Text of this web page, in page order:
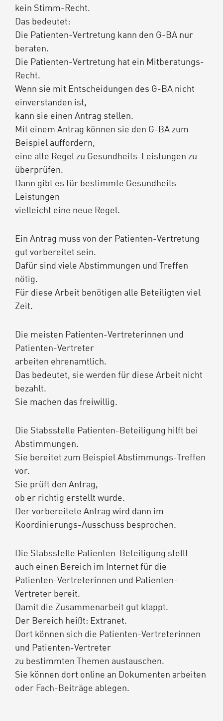
kein Stimm-Recht.
Das bedeutet:
Die Patienten-Vertretung kann den G-BA nur
beraten.
Die Patienten-Vertretung hat ein Mitberatungs-
Recht.
Wenn sie mit Entscheidungen des G-BA nicht
einverstanden ist,
kann sie einen Antrag stellen.
Mit einem Antrag können sie den G-BA zum
Beispiel auffordern,
eine alte Regel zu Gesundheits-Leistungen zu
überprüfen.
Dann gibt es für bestimmte Gesundheits-
Leistungen
vielleicht eine neue Regel.
Ein Antrag muss von der Patienten-Vertretung
gut vorbereitet sein.
Dafür sind viele Abstimmungen und Treffen
nötig.
Für diese Arbeit benötigen alle Beteiligten viel
Zeit.
Die meisten Patienten-Vertreterinnen und
Patienten-Vertreter
arbeiten ehrenamtlich.
Das bedeutet, sie werden für diese Arbeit nicht
bezahlt.
Sie machen das freiwillig.
Die Stabsstelle Patienten-Beteiligung hilft bei
Abstimmungen.
Sie bereitet zum Beispiel Abstimmungs-Treffen
vor.
Sie prüft den Antrag,
ob er richtig erstellt wurde.
Der vorbereitete Antrag wird dann im
Koordinierungs-Ausschuss besprochen.
Die Stabsstelle Patienten-Beteiligung stellt
auch einen Bereich im Internet für die
Patienten-Vertreterinnen und Patienten-
Vertreter bereit.
Damit die Zusammenarbeit gut klappt.
Der Bereich heißt: Extranet.
Dort können sich die Patienten-Vertreterinnen
und Patienten-Vertreter
zu bestimmten Themen austauschen.
Sie können dort online an Dokumenten arbeiten
oder Fach-Beiträge ablegen.